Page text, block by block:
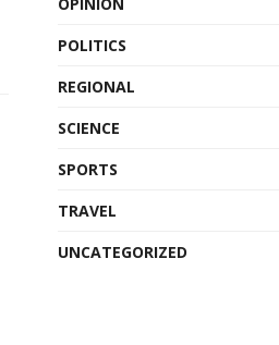
POLITICS
REGIONAL
SCIENCE
SPORTS
TRAVEL
UNCATEGORIZED